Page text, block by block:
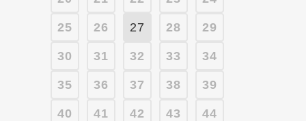
25 26 27 28 29
30 31 32 33 34
35 36 37 38 39
40 41 42 43 44